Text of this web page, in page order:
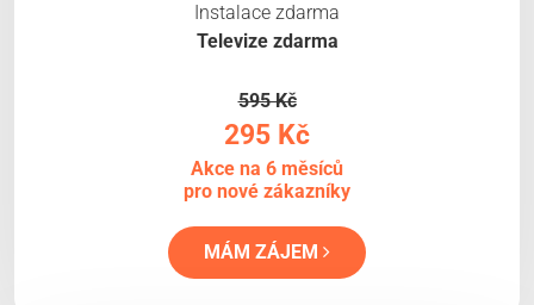
Instalace zdarma
Televize zdarma
595 Kč
295 Kč
Akce na 6 měsíců
pro nové zákazníky
MÁM ZÁJEM